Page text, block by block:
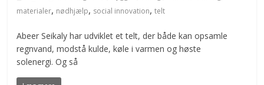
materialer, nødhjælp, social innovation,telt
Abeer Seikaly har udviklet et telt, der både kan opsamle
regnvand, modstå kulde, køle i varmen og høste
solenergi. Og så